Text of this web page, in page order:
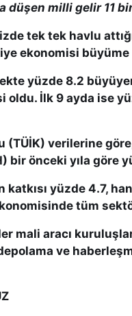
düşen milli gelir 11
tek tek havlu
ekonomisi büyüme
yüzde 8.2
İlk 9 ayda ise
verilerine
bir önceki yıla göre
yüzde 4.7,
tüm
mali aracı
ve